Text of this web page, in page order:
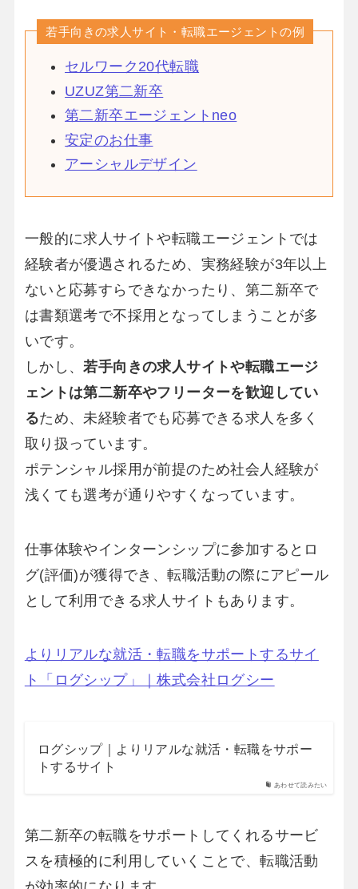
若手向きの求人サイト・転職エージェントの例
セルワーク20代転職
UZUZ第二新卒
第二新卒エージェントneo
安定のお仕事
アーシャルデザイン
一般的に求人サイトや転職エージェントでは
経験者が優遇されるため、実務経験が3年以上
ないと応募すらできなかったり、第二新卒で
は書類選考で不採用となってしまうことが多
いです。
しかし、若手向きの求人サイトや転職エージ
ェントは第二新卒やフリーターを歓迎してい
るため、未経験者でも応募できる求人を多く
取り扱っています。
ポテンシャル採用が前提のため社会人経験が
浅くても選考が通りやすくなっています。
仕事体験やインターンシップに参加するとロ
グ(評価)が獲得でき、転職活動の際にアピール
として利用できる求人サイトもあります。
よりリアルな就活・転職をサポートするサイ
ト「ログシップ」｜株式会社ログシー
あわせて読みたい
ログシップ｜よりリアルな就活・転職をサポー
トするサイト
第二新卒の転職をサポートしてくれるサービ
スを積極的に利用していくことで、転職活動